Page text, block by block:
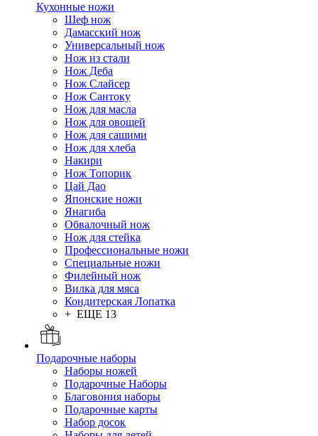
Кухонные ножи
Шеф нож
Дамасский нож
Универсальный нож
Нож из стали
Нож Деба
Нож Слайсер
Нож Сантоку
Нож для масла
Нож для овощей
Нож для сашими
Нож для хлеба
Накири
Нож Топорик
Цай Дао
Японские ножи
Янагиба
Обвалочный нож
Нож для стейка
Профессиональные ножи
Специальные ножи
Филейный нож
Вилка для мяса
Кондитерская Лопатка
+ ЕЩЕ 13
Подарочные наборы
Наборы ножей
Подарочные Наборы
Благовония наборы
Подарочные карты
Набор досок